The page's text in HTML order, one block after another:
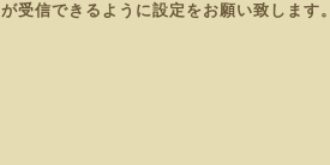
が受信できるように設定をお願い致します。